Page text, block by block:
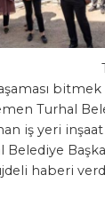
Turhal
iş yeri inşaat
Belediye
haberi